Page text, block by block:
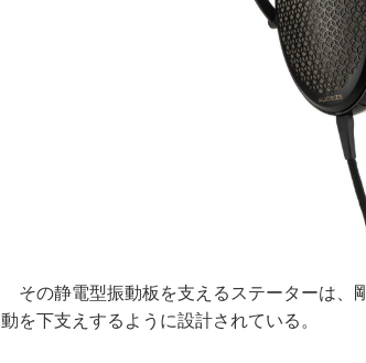
その静電型振動板を支えるステーターは、
動を下支えするように設計されている。